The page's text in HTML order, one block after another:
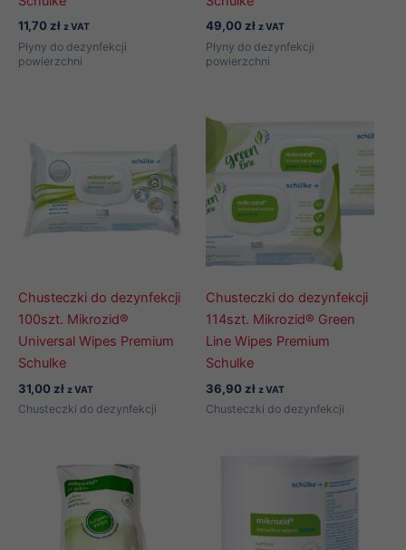
11,70 zł z VAT
Płyny do dezynfekcji
powierzchni
49,00 zł z VAT
Płyny do dezynfekcji
powierzchni
Chusteczki do dezynfekcji
100szt. Mikrozid®
Universal Wipes Premium
Schulke
31,00 zł z VAT
Chusteczki do dezynfekcji
Chusteczki do dezynfekcji
114szt. Mikrozid® Green
Line Wipes Premium
Schulke
36,90 zł z VAT
Chusteczki do dezynfekcji